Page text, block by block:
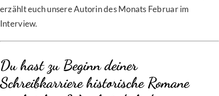
erzählt euch unsere Autorin des Monats Februar im
Interview.
Du hast zu Beginn deiner
Schreibkarriere historische Romane